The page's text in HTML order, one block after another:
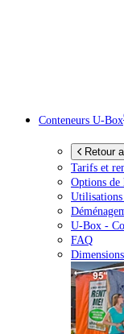
Conteneurs U-Box
Retour
Tarifs et
Options de
Utilisations
U-Box -
FAQ